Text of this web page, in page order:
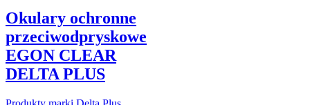
Okulary ochronne
przeciwodpryskowe
EGON CLEAR
DELTA PLUS